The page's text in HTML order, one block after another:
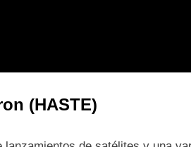
(HASTE)